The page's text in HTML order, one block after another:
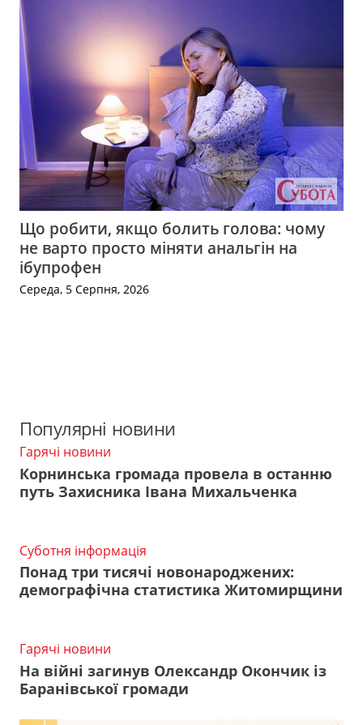
Що робити, якщо болить голова: чому
не варто просто міняти анальгін на
ібупрофен
Середа, 5 Серпня, 2026
Популярні новини
Гарячі новини
Корнинська громада провела в останню
путь Захисника Івана Михальченка
Суботня інформація
Понад три тисячі новонароджених:
демографічна статистика Житомирщини
Гарячі новини
На війні загинув Олександр Окончик із
Баранівської громади